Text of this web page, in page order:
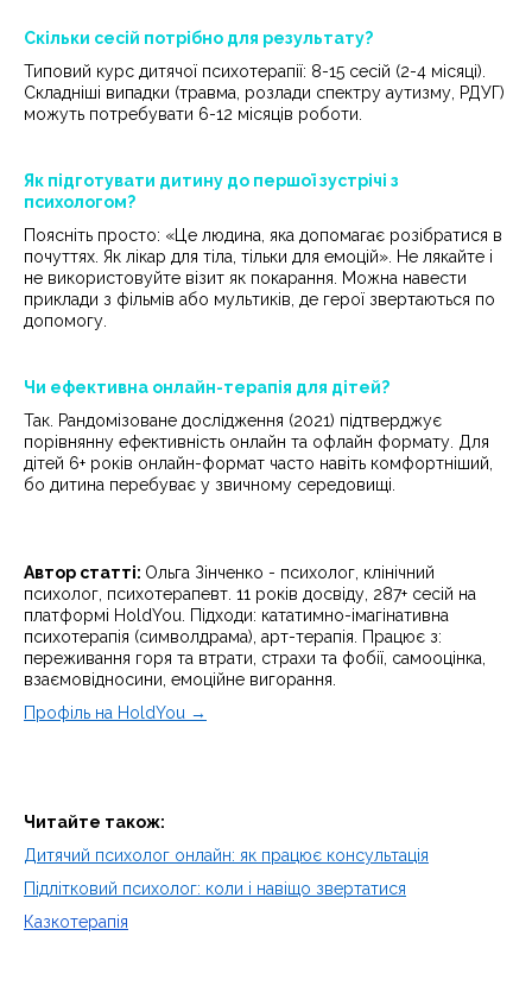
Скільки сесій потрібно для результату?
Типовий курс дитячої психотерапії: 8-15 сесій (2-4 місяці).
Складніші випадки (травма, розлади спектру аутизму, РДУГ)
можуть потребувати 6-12 місяців роботи.
Як підготувати дитину до першої зустрічі з
психологом?
Поясніть просто: «Це людина, яка допомагає розібратися в
почуттях. Як лікар для тіла, тільки для емоцій». Не лякайте і
не використовуйте візит як покарання. Можна навести
приклади з фільмів або мультиків, де герої звертаються по
допомогу.
Чи ефективна онлайн-терапія для дітей?
Так. Рандомізоване дослідження (2021) підтверджує
порівнянну ефективність онлайн та офлайн формату. Для
дітей 6+ років онлайн-формат часто навіть комфортніший,
бо дитина перебуває у звичному середовищі.
Автор статті: Ольга Зінченко - психолог, клінічний
психолог, психотерапевт. 11 років досвіду, 287+ сесій на
платформі HoldYou. Підходи: кататимно-імагінативна
психотерапія (символдрама), арт-терапія. Працює з:
переживання горя та втрати, страхи та фобії, самооцінка,
взаємовідносини, емоційне вигорання.
Профіль на HoldYou →
Читайте також:
Дитячий психолог онлайн: як працює консультація
Підлітковий психолог: коли і навіщо звертатися
Казкотерапія